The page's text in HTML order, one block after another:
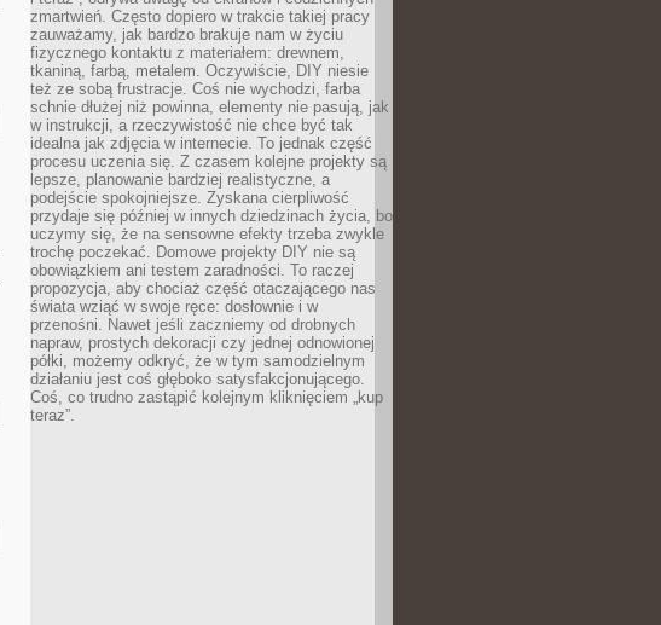
zmartwień. Często dopiero w trakcie takiej pracy
zauważamy, jak bardzo brakuje nam w życiu
fizycznego kontaktu z materiałem: drewnem,
tkaniną, farbą, metalem. Oczywiście, DIY niesie
też ze sobą frustracje. Coś nie wychodzi, farba
schnie dłużej niż powinna, elementy nie pasują, jak
w instrukcji, a rzeczywistość nie chce być tak
idealna jak zdjęcia w internecie. To jednak część
procesu uczenia się. Z czasem kolejne projekty są
lepsze, planowanie bardziej realistyczne, a
podejście spokojniejsze. Zyskana cierpliwość
przydaje się później w innych dziedzinach życia, bo
uczymy się, że na sensowne efekty trzeba zwykle
trochę poczekać. Domowe projekty DIY nie są
obowiązkiem ani testem zaradności. To raczej
propozycja, aby chociaż część otaczającego nas
świata wziąć w swoje ręce: dosłownie i w
przenośni. Nawet jeśli zaczniemy od drobnych
napraw, prostych dekoracji czy jednej odnowionej
półki, możemy odkryć, że w tym samodzielnym
działaniu jest coś głęboko satysfakcjonującego.
Coś, co trudno zastąpić kolejnym kliknięciem „kup
teraz”.